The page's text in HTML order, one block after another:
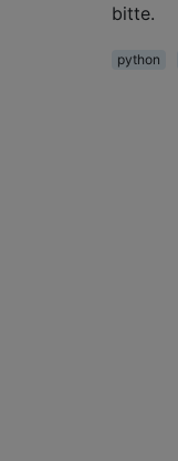
bitte.
python